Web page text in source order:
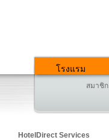
โรงแรม
สมาชิก
HotelDirect Services